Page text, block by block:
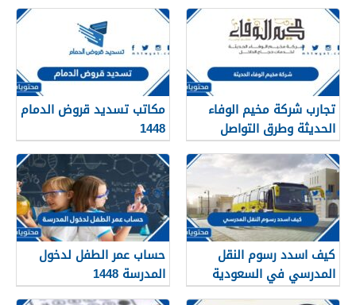
تجارب شركة مخيم الوفاء
الحديثة وطرق التواصل
معهم 1448
مكاتب تسديد قروض الدمام
1448
كيف اسدد رسوم النقل
المدرسي في السعودية
1448
حساب عمر الطفل لدخول
المدرسة 1448